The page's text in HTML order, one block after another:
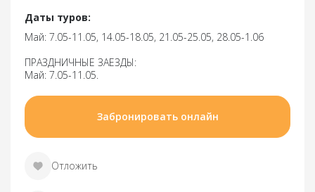
Даты туров:
Май: 7.05-11.05, 14.05-18.05, 21.05-25.05, 28.05-1.06
ПРАЗДНИЧНЫЕ ЗАЕЗДЫ:
Май: 7.05-11.05.
Забронировать онлайн
Отложить